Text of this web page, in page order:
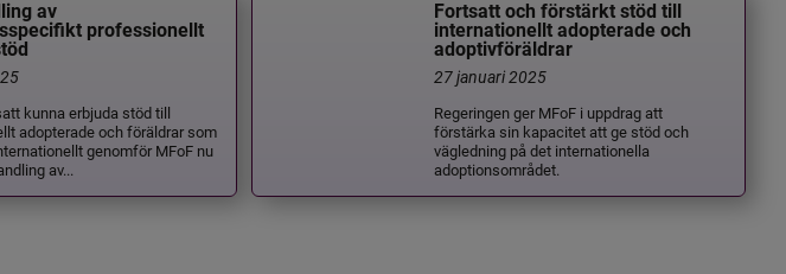
av
professionellt
kunna erbjuda stöd till
adopterade och föräldrar som
genomför MFoF nu
av...
Fortsatt och förstärkt stöd till
internationellt adopterade och
adoptivföräldrar
27 januari 2025
Regeringen ger MFoF i uppdrag att
förstärka sin kapacitet att ge stöd och
vägledning på det internationella
adoptionsområdet.